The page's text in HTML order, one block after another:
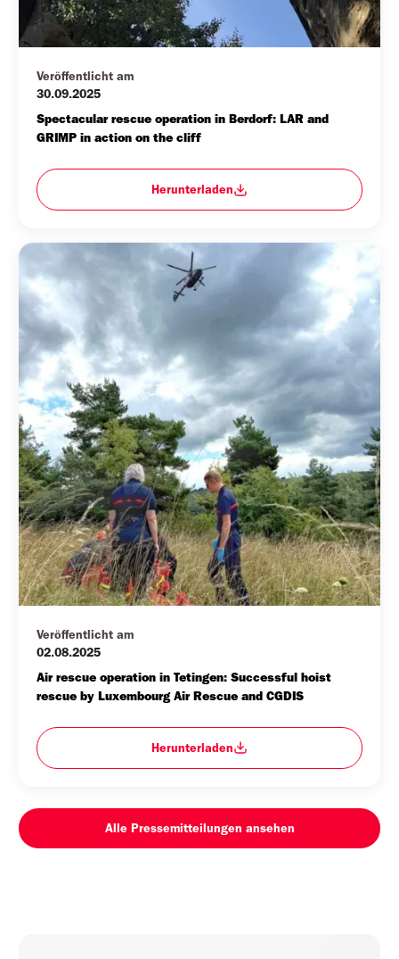
Veröffentlicht am
30.09.2025
Spectacular rescue operation in Berdorf: LAR and
GRIMP in action on the cliff
Herunterladen
Veröffentlicht am
02.08.2025
Air rescue operation in Tetingen: Successful hoist
rescue by Luxembourg Air Rescue and CGDIS
Herunterladen
Alle Pressemitteilungen ansehen